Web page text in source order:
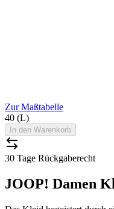
Zur Maßtabelle
40 (L)
In den Warenkorb
30 Tage Rückgaberecht
JOOP! Damen